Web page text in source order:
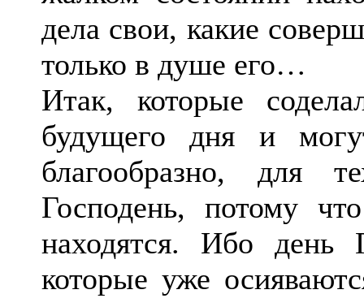
дела свои, какие
только в душе его…
Итак, которые
будущего дня и
благообразно, для
Господень, потому
находятся. Ибо день
которые уже